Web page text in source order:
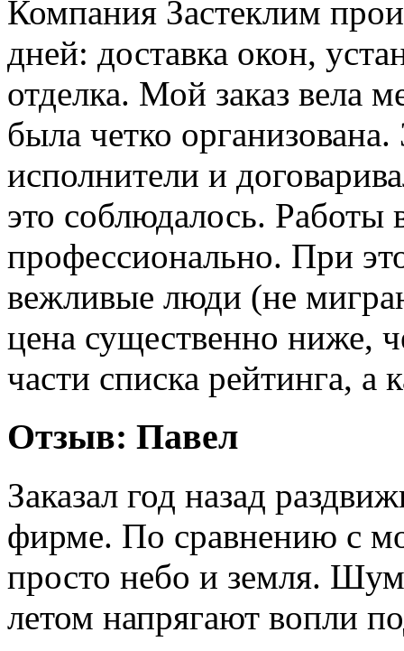
Компания Застеклим
дней: доставка окон,
отделка. Мой заказ вела
была четко
исполнители и
это соблюдалось. Работы
профессионально. При
вежливые люди (не
цена существенно ниже,
части списка рейтинга, а
Отзыв: Павел
Заказал год назад
фирме. По сравнению с
просто небо и земля.
летом напрягают вопли